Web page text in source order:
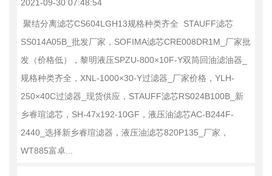
2021-09-30 07:48:54
聚结分离滤芯CS604LGH13规格种类齐全 STAUFF滤芯
SS014A05B_批发厂家，SOFIMA滤芯CRE008DR1M_厂家批
发（价格低），黎明液压SPZU-800×10F-Y双筒回油滤油器_
规格种类齐全，XNL-1000×30-Y过滤器_厂家价格，YLH-
250×40C过滤器_现货供应，STAUFF滤芯RS024B100B_新
乡睿瑄滤芯，SH-47x192-10GF，液压油滤芯AC-B244F-
2440_选择新乡睿瑄滤器，液压油滤芯820P135_厂家，
WT885富卓...